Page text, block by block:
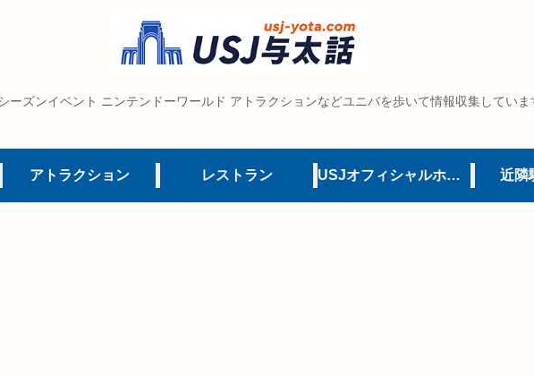
ーズンイベント ニンテンドーワールド アトラクションなどユニバを歩いて情報収集していま
アトラクション レストラン USJオフィシャルホテル 近隣